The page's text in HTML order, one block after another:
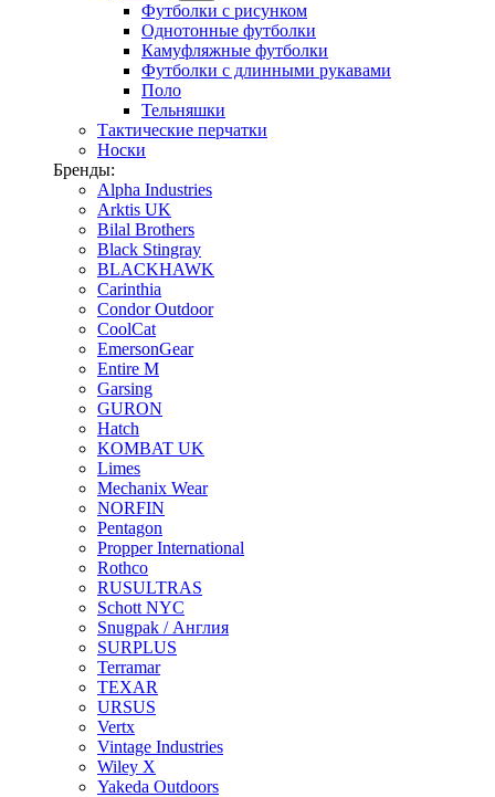
Футболки с рисунком
Однотонные футболки
Камуфляжные футболки
Футболки с длинными рукавами
Поло
Тельняшки
Тактические перчатки
Носки
Бренды:
Alpha Industries
Arktis UK
Bilal Brothers
Black Stingray
BLACKHAWK
Carinthia
Condor Outdoor
CoolCat
EmersonGear
Entire M
Garsing
GURON
Hatch
KOMBAT UK
Limes
Mechanix Wear
NORFIN
Pentagon
Propper International
Rothco
RUSULTRAS
Schott NYC
Snugpak / Англия
SURPLUS
Terramar
TEXAR
URSUS
Vertx
Vintage Industries
Wiley X
Yakeda Outdoors